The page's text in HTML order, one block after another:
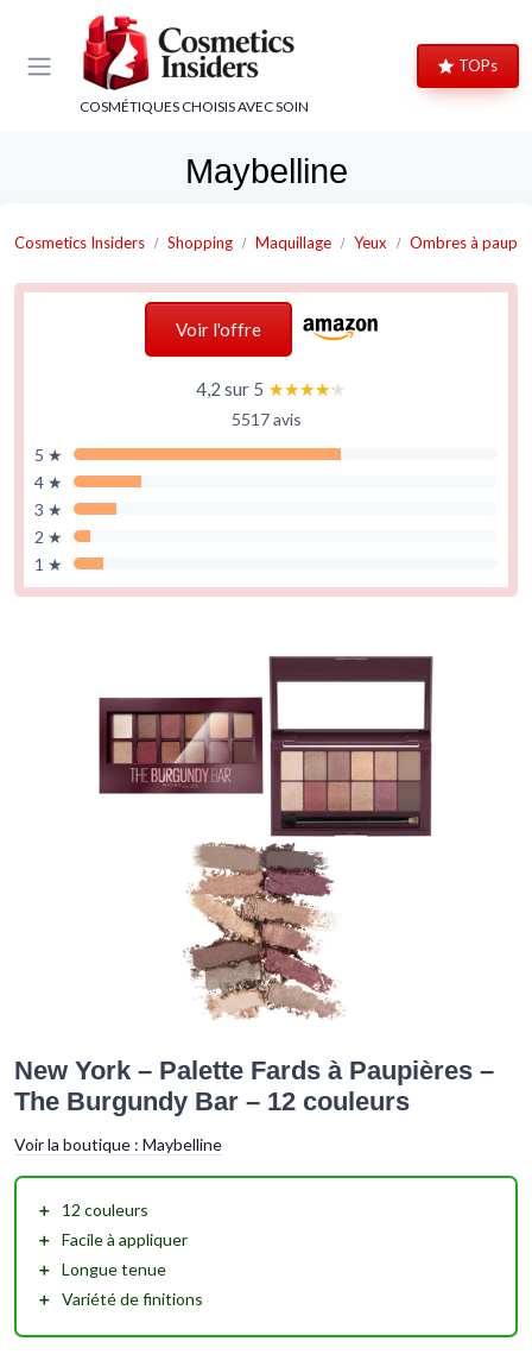
COSMÉTIQUES CHOISIS AVEC SOIN
TOPs
Maybelline
Cosmetics Insiders Shopping Maquillage Yeux Ombres à
Voir l'offre
4,2 sur 5 ★★★★★
★★★★★
5517 avis
5 ★
4 ★
3 ★
2 ★
1 ★
New York – Palette Fards à Paupières –
The Burgundy Bar – 12 couleurs
Voir la boutique : Maybelline
＋ 12 couleurs
＋ Facile à appliquer
＋ Longue tenue
＋ Variété de finitions
Panneau de gestion des cookies